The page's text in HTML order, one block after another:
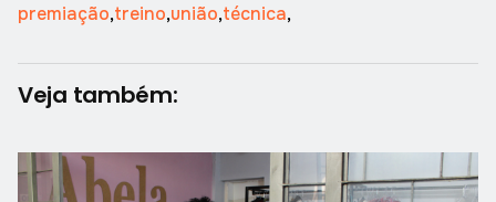
premiação,treino,união,técnica,
Veja também: